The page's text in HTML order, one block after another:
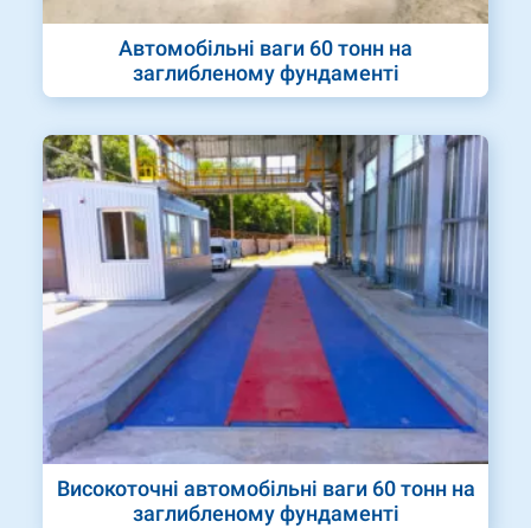
Автомобільні ваги 60 тонн на
заглибленому фундаменті
Високоточні автомобільні ваги 60 тонн на
заглибленому фундаменті